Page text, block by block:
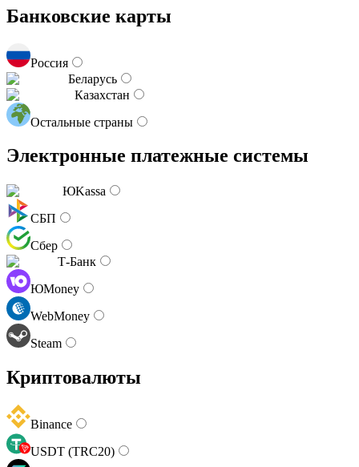
Банковские карты
Россия
Беларусь
Казахстан
Остальные страны
Электронные платежные системы
ЮKassa
СБП
Сбер
Т-Банк
ЮMoney
WebMoney
Steam
Криптовалюты
Binance
USDT (TRC20)